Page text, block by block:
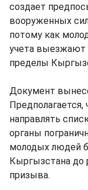
создает
вооруженных
потому как
учета выезжают
пределы
Документ
направлять
органы
молодых людей
Кыргызстана до
призыва.